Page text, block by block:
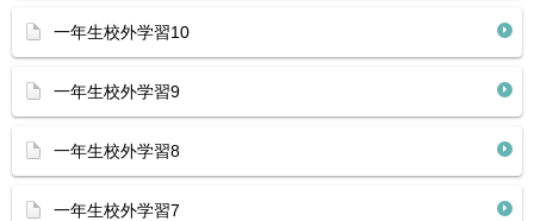
一年生校外学習10
一年生校外学習9
一年生校外学習8
一年生校外学習7